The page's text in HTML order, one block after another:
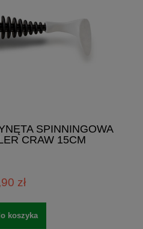
SPINNINGOWA
CRAW 15CM
zł
koszyka